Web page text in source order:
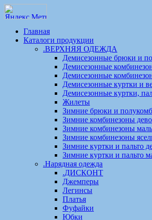
Главная
Каталоги продукции
.ВЕРХНЯЯ ОДЕЖДА
Демисезонные брюки и
Демисезонные
Демисезонные
Демисезонные куртки и
Демисезонные куртки,
Жилеты
Зимние брюки и
Зимние комбинезоны
Зимние комбинезоны
Зимние комбинезоны
Зимние куртки и пальто
Зимние куртки и пальто
.Нарядная одежда
.ДИСКОНТ
Джемперы
Легинсы
Платья
Фуфайки
Юбки